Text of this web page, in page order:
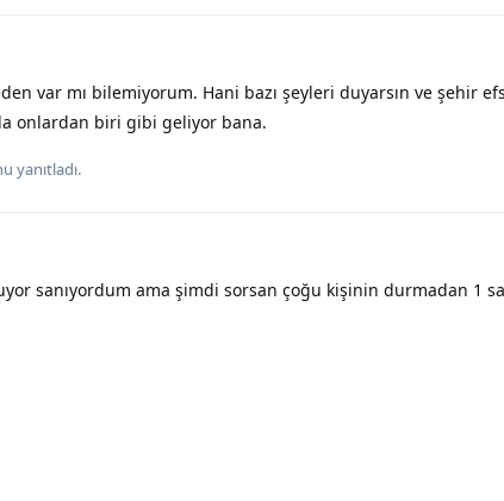
var mı bilemiyorum. Hani bazı şeyleri duyarsın ve şehir
onlardan biri gibi geliyor bana.
yanıtladı.
sanıyordum ama şimdi sorsan çoğu kişinin durmadan 1